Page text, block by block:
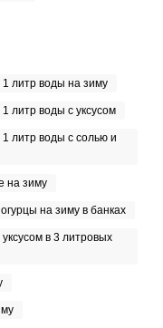
литр воды на зиму
литр воды с уксусом
литр воды с солью и
на зиму
на зиму в банках
в 3 литровых